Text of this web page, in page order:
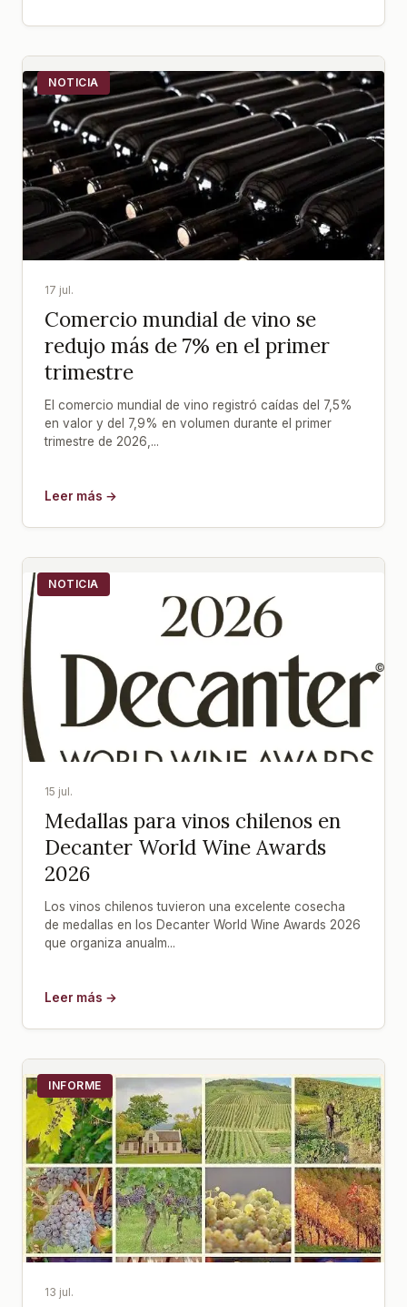
NOTICIA
17 jul.
Comercio mundial de vino se
redujo más de 7% en el primer
trimestre
El comercio mundial de vino registró caídas del 7,5%
en valor y del 7,9% en volumen durante el primer
trimestre de 2026,...
Leer más →
NOTICIA
15 jul.
Medallas para vinos chilenos en
Decanter World Wine Awards
2026
Los vinos chilenos tuvieron una excelente cosecha
de medallas en los Decanter World Wine Awards 2026
que organiza anualm...
Leer más →
INFORME
13 jul.